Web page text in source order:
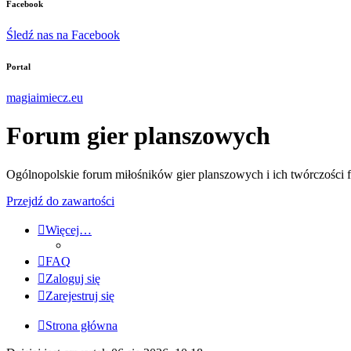
Facebook
Śledź nas na Facebook
Portal
magiaimiecz.eu
Forum gier planszowych
Ogólnopolskie forum miłośników gier planszowych i ich twórczości
Przejdź do zawartości
Więcej…
FAQ
Zaloguj się
Zarejestruj się
Strona główna